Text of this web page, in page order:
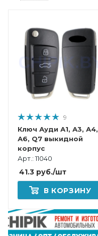
9
Ключ Ауди А1, А3, А4,
А6, Q7 выкидной
корпус
Арт.: 11040
41.3 руб./шт
В КОРЗИНУ